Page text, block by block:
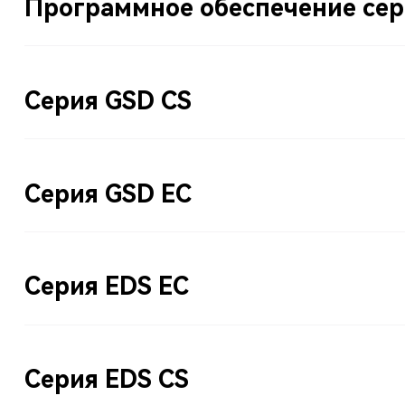
Программное обеспечение
Серия GSD CS
Серия GSD EC
Серия EDS EC
Серия EDS CS